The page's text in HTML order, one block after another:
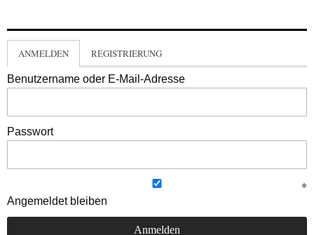
ANMELDEN REGISTRIERUNG
Benutzername oder E-Mail-Adresse
Passwort
Angemeldet bleiben